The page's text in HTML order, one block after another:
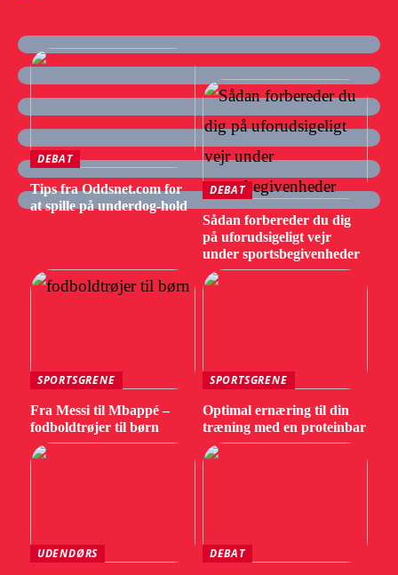
DEBAT
Tips fra Oddsnet.com for
at spille på underdog-hold
DEBAT
Sådan forbereder du dig
på uforudsigeligt vejr
under sportsbegivenheder
SPORTSGRENE
Fra Messi til Mbappé –
fodboldtrøjer til børn
SPORTSGRENE
Optimal ernæring til din
træning med en proteinbar
UDENDØRS DEBAT